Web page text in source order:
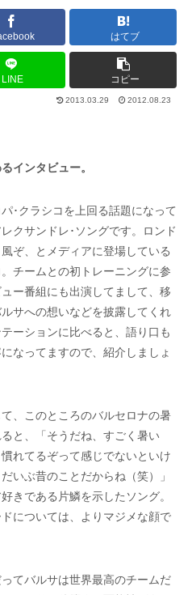
はてブ
LINE コピー
2013.03.29 2012.08.23
インタビュー。
･クラシコを上回る話題になって
クサンドレ･ソングです。ロンド
ぞ、とメディアに登場している
チームとの初トレーニングに参
ー番組にも出演してまして、移
サへの想いなどを披露してくれ
ーションに比べると、語り口も
なってますので、紹介しましょ
、このところのバルセロナの暑
と、「そうだね、すごく暑い
れてるぞって感じでないといけ
いぶ昔のことだからね（笑）」
きである片鱗を示したソング。
については、よりマジメな顔で
てバルサは世界最高のチームだ